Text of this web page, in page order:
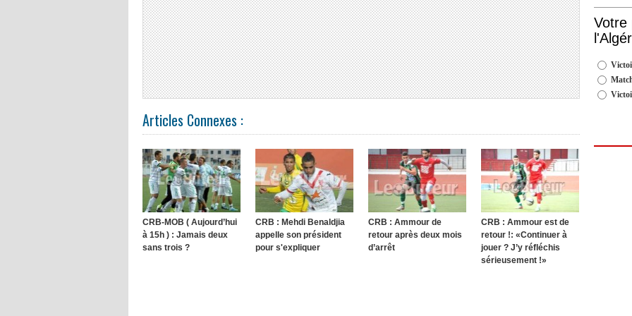
Articles Connexes :
CRB-MOB ( Aujourd’hui
à 15h ) : Jamais deux
sans trois ?
CRB : Mehdi Benaldjia
appelle son président
pour s'expliquer
CRB : Ammour de
retour après deux mois
d’arrêt
CRB : Ammour est de
retour !: «Continuer à
jouer ? J’y réfléchis
sérieusement !»
Votre